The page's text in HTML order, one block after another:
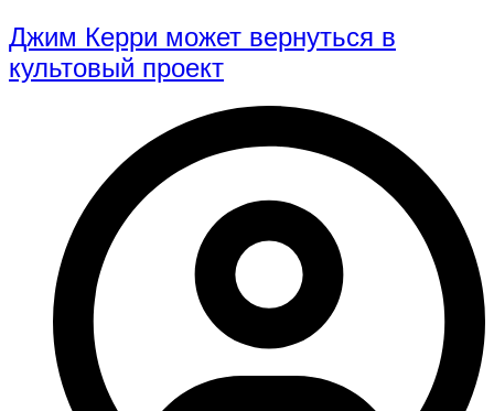
Джим Керри может вернуться в
культовый проект